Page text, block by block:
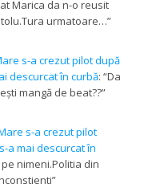
Marica da n-o reusit
urmatoare…”
s-a crezut pilot după
descurcat în curbă: “Da
mangă de beat??”
s-a crezut pilot
a mai descurcat în
nimeni.Politia din
”